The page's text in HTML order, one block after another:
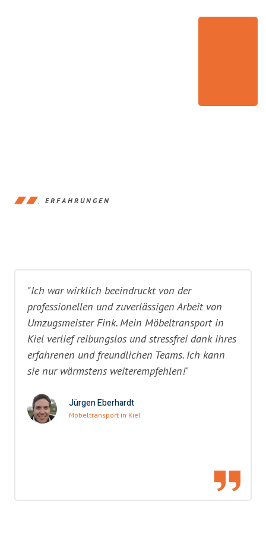
ERFAHRUNGEN
"Ich war wirklich beeindruckt von der
professionellen und zuverlässigen Arbeit von
Umzugsmeister Fink. Mein Möbeltransport in
Kiel verlief reibungslos und stressfrei dank ihres
erfahrenen und freundlichen Teams. Ich kann
sie nur wärmstens weiterempfehlen!"
Jürgen Eberhardt
Möbeltransport in Kiel